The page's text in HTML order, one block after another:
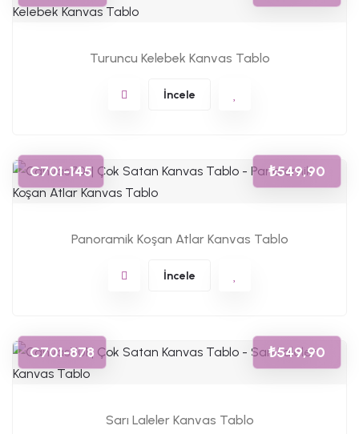
Turuncu Kelebek Kanvas Tablo
İncele
C701-145 ₺549,90
Panoramik Koşan Atlar Kanvas Tablo
İncele
C701-878 ₺549,90
Sarı Laleler Kanvas Tablo